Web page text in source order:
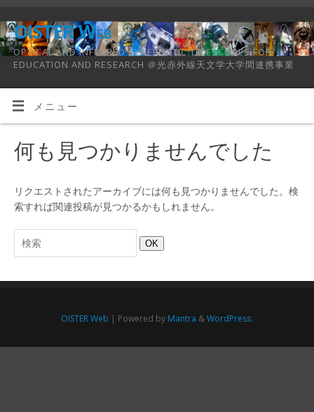
OISTER Web
OPTICAL AND INFRARED SYNERGETIC TELESCOPES FOR
EDUCATION AND RESEARCH ＠光赤外線天文学大学間連携事業
メニュー
何も見つかりませんでした
リクエストされたアーカイブには何も見つかりませんでした。検
索すれば関連投稿が見つかるかもしれません。
OK
OISTER Web | Powered by Mantra &WordPress.